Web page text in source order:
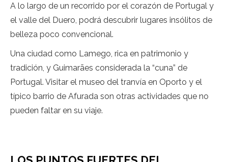
A lo largo de un recorrido por el corazón de Portugal y
el valle del Duero, podrá descubrir lugares insólitos de
belleza poco convencional.
Una ciudad como Lamego, rica en patrimonio y
tradición, y Guimarães considerada la “cuna” de
Portugal. Visitar el museo del tranvía en Oporto y el
típico barrio de Afurada son otras actividades que no
pueden faltar en su viaje.